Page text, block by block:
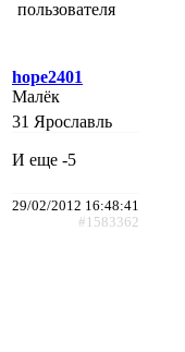
hope2401
Малёк
31 Ярославль
И еще -5
29/02/2012 16:48:41
#1583362